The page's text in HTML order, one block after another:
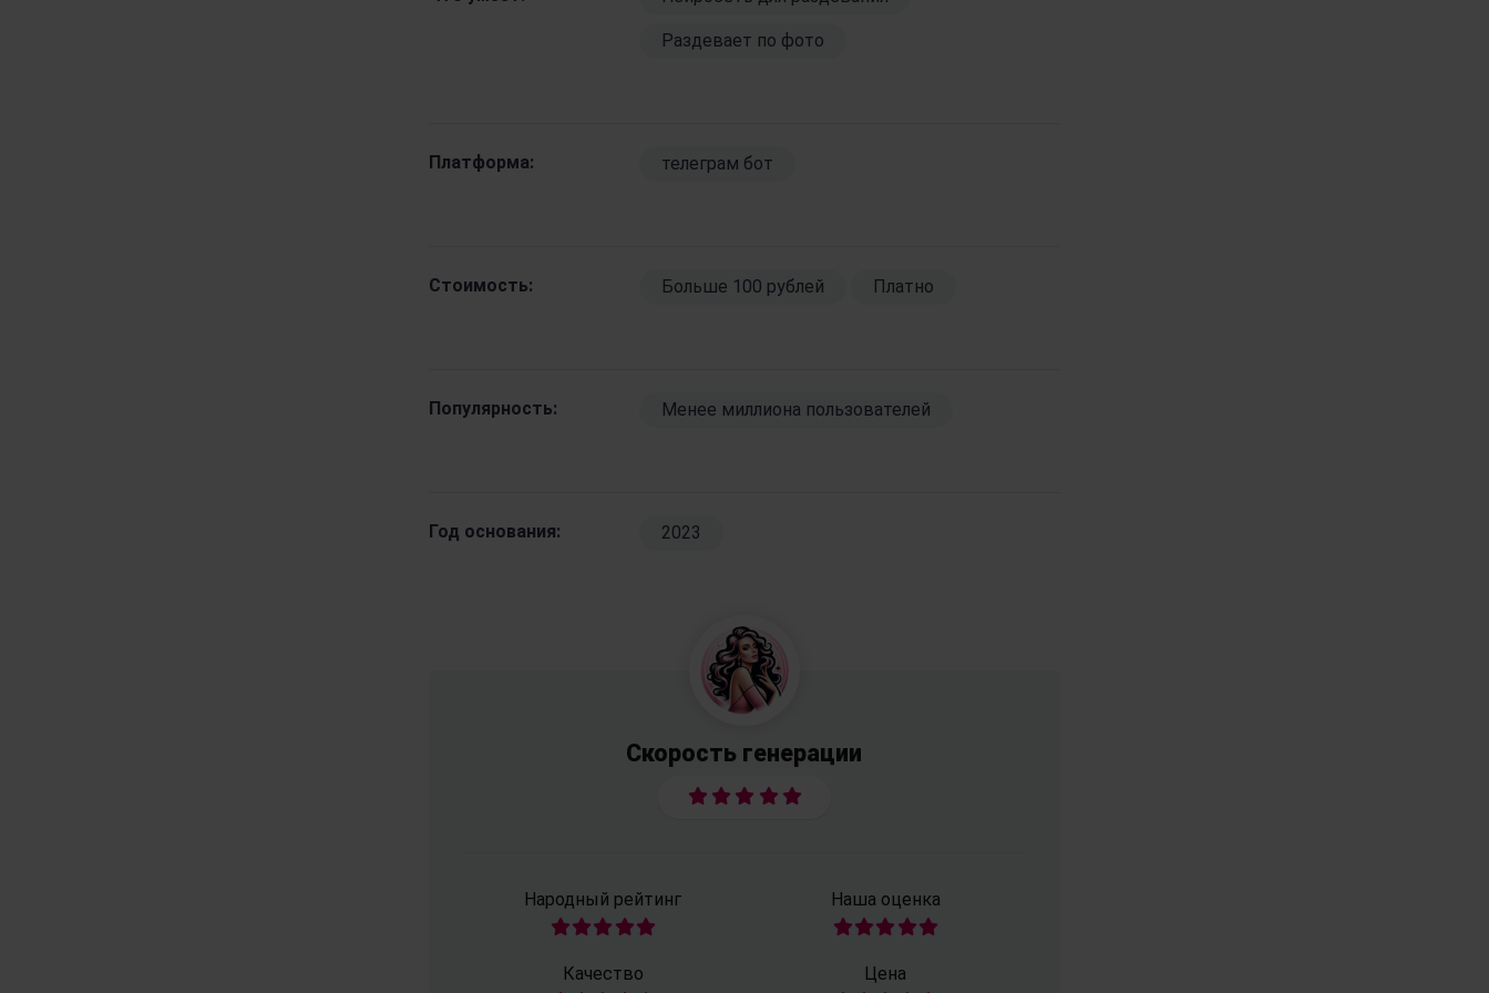
Раздевает по фото
Платформа: телеграм бот
Стоимость: Больше 100 рублей Платно
Популярность: Менее миллиона пользователей
Год основания: 2023
Скорость генерации
Народный рейтинг Наша оценка
Качество Цена